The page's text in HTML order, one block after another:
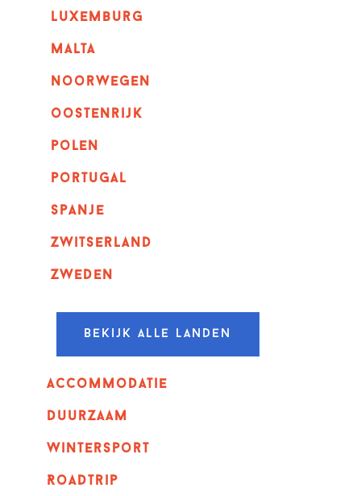
luxemburg
malta
noorwegen
oostenrijk
polen
portugal
spanje
zwitserland
zweden
Bekijk alle landen
Accommodatie
Duurzaam
wintersport
Roadtrip